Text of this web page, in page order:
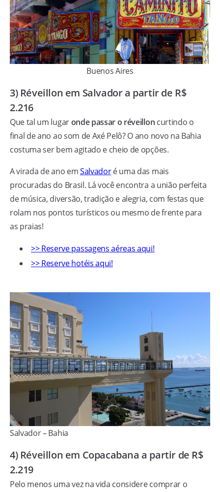
Buenos Aires
3) Réveillon em Salvador a partir de R$
2.216
Que tal um lugaronde passar o réveillon curtindo o
final de ano ao som de Axé Pelô? O ano novo na Bahia
costuma ser bem agitado e cheio de opções.
A virada de ano emSalvadoré uma das mais
procuradas do Brasil. Lá você encontra a união perfeita
de música, diversão, tradição e alegria, com festas que
rolam nos pontos turísticos ou mesmo de frente para
as praias!
>> Reserve passagens aéreas aqui!
>> Reserve hotéis aqui!
Salvador – Bahia
4) Réveillon em Copacabana a partir de R$
2.219
Pelo menos uma vez na vida considere comprar o